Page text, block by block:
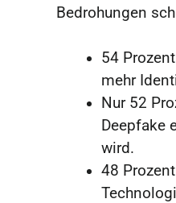
Bedrohungen
54
mehr
Nur 52
Deepfake
wird.
48